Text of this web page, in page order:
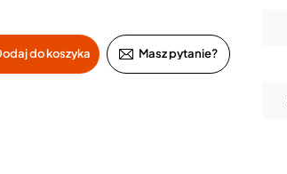
do koszyka Masz pytanie?